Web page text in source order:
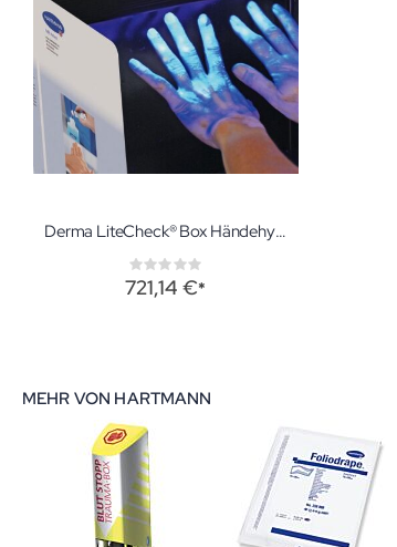
Derma LiteCheck® Box Händehygiene-Training
Rating:
0%
721,14 €
MEHR VON HARTMANN